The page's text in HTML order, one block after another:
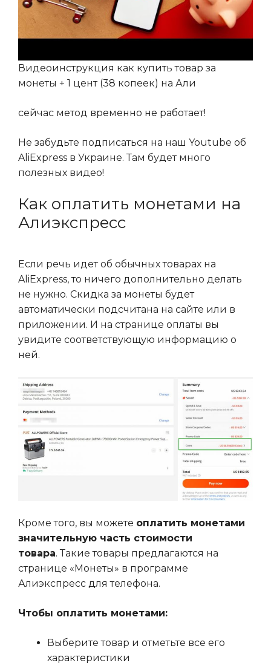
Видеоинструкция как купить товар за
монеты + 1 цент (38 копеек) на Али
сейчас метод временно не работает!
Не забудьте подписаться на наш Youtube об
AliExpress в Украине. Там будет много
полезных видео!
Как оплатить монетами на
Алиэкспресс
Если речь идет об обычных товарах на
AliExpress, то ничего дополнительно делать
не нужно. Скидка за монеты будет
автоматически подсчитана на сайте или в
приложении. И на странице оплаты вы
увидите соответствующую информацию о
ней.
Кроме того, вы можете оплатить монетами
значительную часть стоимости
товара. Такие товары предлагаются на
странице «Монеты» в программе
Алиэкспресс для телефона.
Чтобы оплатить монетами:
Выберите товар и отметьте все его
характеристики